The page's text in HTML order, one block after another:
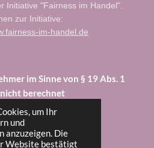
um Ihr
und
anzuzeigen. Die
Website bestätigt
Initiative "Fairness im Handel".
zur Initiative:
im-handel.de
im Sinne von § 19 Abs. 1
berechnet